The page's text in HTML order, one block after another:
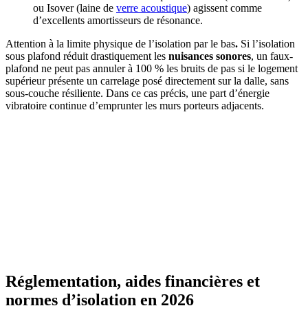
ou Isover (laine de verre acoustique) agissent comme
d’excellents amortisseurs de résonance.
Attention à la limite physique de l’isolation par le bas. Si l’isolation
sous plafond réduit drastiquement les nuisances sonores, un faux-
plafond ne peut pas annuler à 100 % les bruits de pas si le logement
supérieur présente un carrelage posé directement sur la dalle, sans
sous-couche résiliente. Dans ce cas précis, une part d’énergie
vibratoire continue d’emprunter les murs porteurs adjacents.
Réglementation, aides financières et
normes d’isolation en 2026